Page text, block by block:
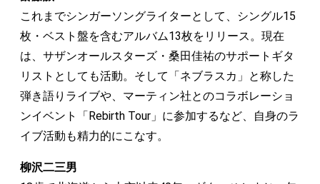
これまでシンガーソングライターとして、シングル15
枚・ベスト盤を含むアルバム13枚をリリース。現在
は、サザンオールスターズ・桑田佳祐のサポートギタ
リストとしても活動。そして「ネブラスカ」と称した
弾き語りライブや、マーティン社とのコラボレーショ
ンイベント「Rebirth Tour」に参加するなど、自身のラ
イブ活動も精力的にこなす。
柳沢二三男